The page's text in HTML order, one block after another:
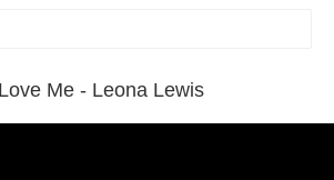
Me - Leona Lewis